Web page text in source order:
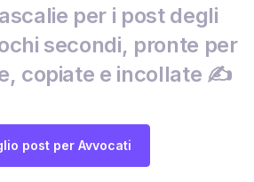
per i post degli
secondi, pronte per
copiate e incollate ✍️
post per Avvocati